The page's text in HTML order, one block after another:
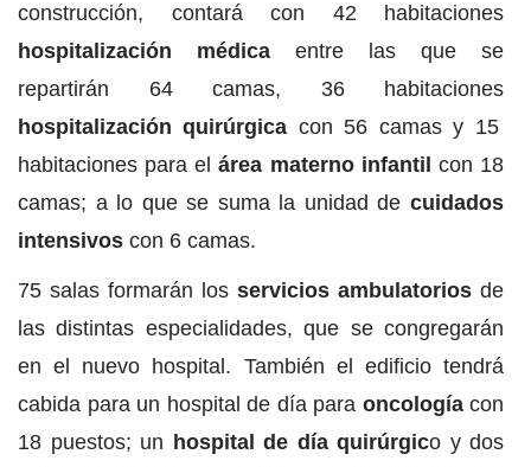
construcción, contará con 42 habitaciones
hospitalización médica entre las que se
repartirán 64 camas, 36 habitaciones
hospitalización quirúrgica con 56 camas y 15
habitaciones para el área materno infantil con 18
camas; a lo que se suma la unidad de cuidados
intensivos con 6 camas.
75 salas formarán los servicios ambulatorios de
las distintas especialidades, que se congregarán
en el nuevo hospital. También el edificio tendrá
cabida para un hospital de día para oncologíacon
18 puestos; un hospital de día quirúrgico y dos